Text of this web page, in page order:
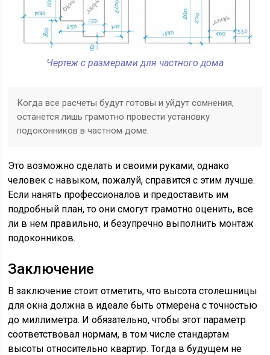
Чертеж с размерами для частного дома
Когда все расчеты будут готовы и уйдут сомнения,
останется лишь грамотно провести установку
подоконников в частном доме.
Это возможно сделать и своими руками, однако
человек с навыком, пожалуй, справится с этим лучше.
Если нанять профессионалов и предоставить им
подробный план, то они смогут грамотно оценить, все
ли в нем правильно, и безупречно выполнить монтаж
подоконников.
Заключение
В заключение стоит отметить, что высота столешницы
для окна должна в идеале быть отмерена с точностью
до миллиметра. И обязательно, чтобы этот параметр
соответствовал нормам, в том числе стандартам
высоты относительно квартир. Тогда в будущем не